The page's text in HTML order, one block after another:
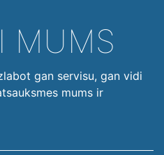
MUMS
gan servisu, gan vidi
mums ir